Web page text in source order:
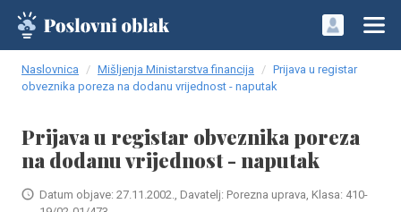
Naslovnica Mišljenja Ministarstva financija
Prijava u registar
obveznika poreza na dodanu vrijednost - naputak
Prijava u registar obveznika poreza
na dodanu vrijednost - naputak
Datum objave: 27.11.2002., Davatelj: Porezna uprava, Klasa: 410-